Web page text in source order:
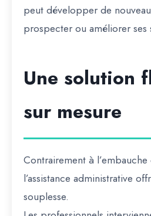
peut développer de
prospecter ou améliorer ses
Une solution
sur mesure
Contrairement à l’embauche
l’assistance administrative
souplesse.